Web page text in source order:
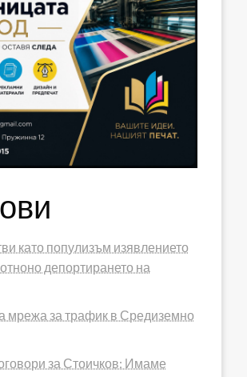
като популизъм изявлението
депортирането на
мрежа за трафик в Средиземно
за Стоичков: Имаме